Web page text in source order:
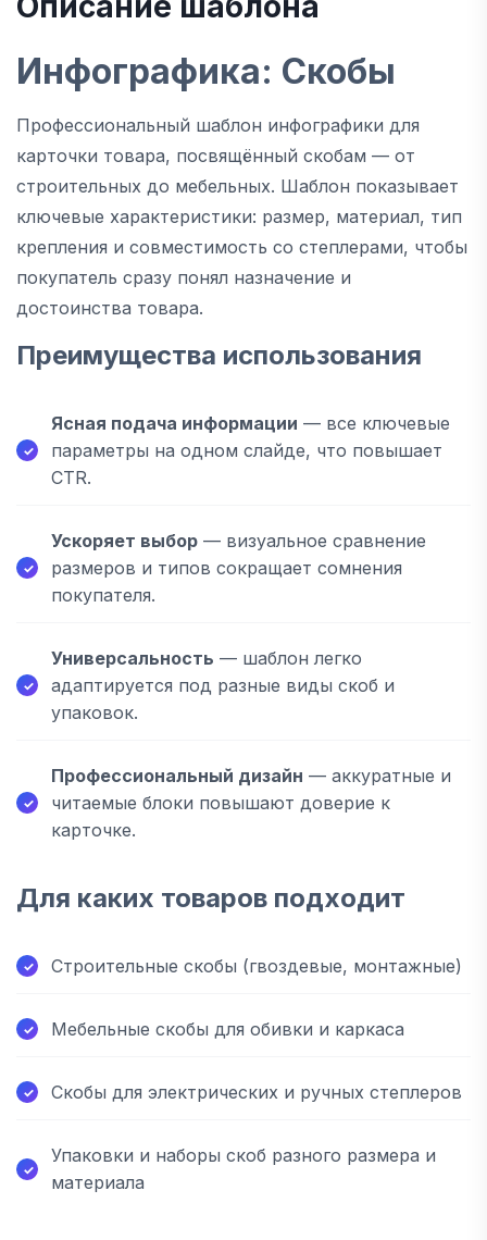
Инфографика: Скобы
Профессиональный шаблон инфографики для
карточки товара, посвящённый скобам — от
строительных до мебельных. Шаблон показывает
ключевые характеристики: размер, материал, тип
крепления и совместимость со степлерами, чтобы
покупатель сразу понял назначение и
достоинства товара.
Преимущества использования
Ясная подача информации — все ключевые
параметры на одном слайде, что повышает
CTR.
Ускоряет выбор — визуальное сравнение
размеров и типов сокращает сомнения
покупателя.
Универсальность — шаблон легко
адаптируется под разные виды скоб и
упаковок.
Профессиональный дизайн — аккуратные и
читаемые блоки повышают доверие к
карточке.
Для каких товаров подходит
Строительные скобы (гвоздевые, монтажные)
Мебельные скобы для обивки и каркаса
Скобы для электрических и ручных степлеров
Упаковки и наборы скоб разного размера и
материала